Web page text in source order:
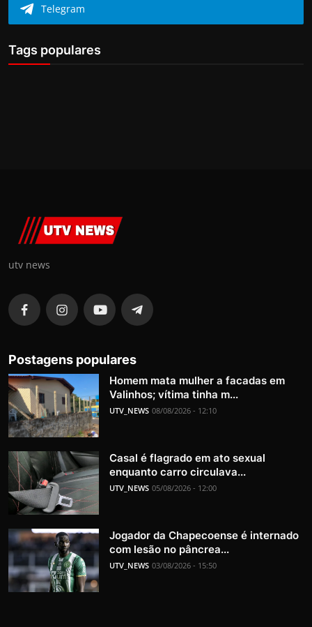
Telegram
Tags populares
utv news
Postagens populares
Homem mata mulher a facadas em
Valinhos; vítima tinha m...
UTV_NEWS 08/08/2026 - 12:10
Casal é flagrado em ato sexual
enquanto carro circulava...
UTV_NEWS 05/08/2026 - 12:00
Jogador da Chapecoense é internado
com lesão no pâncrea...
UTV_NEWS 03/08/2026 - 15:50